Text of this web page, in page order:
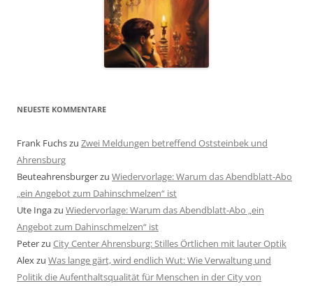
NEUESTE KOMMENTARE
Frank Fuchszu Zwei Meldungen betreffend Oststeinbek und
Ahrensburg
Beuteahrensburgerzu Wiedervorlage: Warum das Abendblatt-Abo
„ein Angebot zum Dahinschmelzen“ ist
Ute Ingazu Wiedervorlage: Warum das Abendblatt-Abo „ein
Angebot zum Dahinschmelzen“ ist
Peterzu City Center Ahrensburg: Stilles Örtlichen mit lauter Optik
Alexzu Was lange gärt, wird endlich Wut: Wie Verwaltung und
Politik die Aufenthaltsqualität für Menschen in der City von